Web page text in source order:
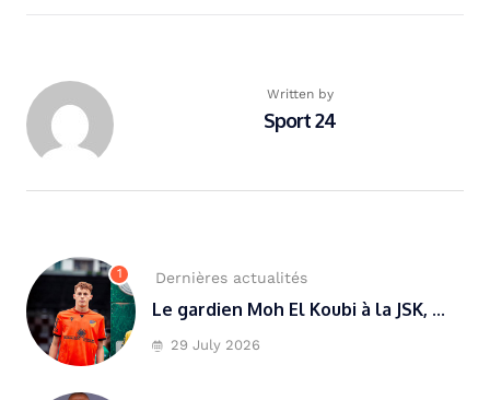
Written by
Sport 24
1 Dernières actualités
Le gardien Moh El Koubi à la JSK, ...
29 July 2026